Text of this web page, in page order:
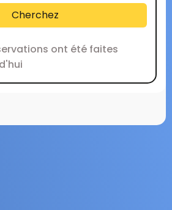
Cherchez
ont été faites